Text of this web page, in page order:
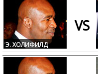
Э. ХОЛИФИЛД
VS